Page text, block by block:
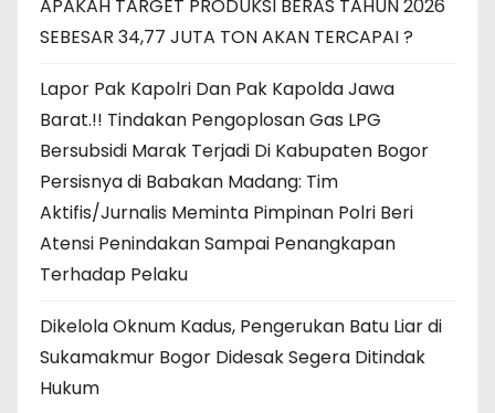
APAKAH TARGET PRODUKSI BERAS TAHUN 2026
SEBESAR 34,77 JUTA TON AKAN TERCAPAI ?
Lapor Pak Kapolri Dan Pak Kapolda Jawa
Barat.!! Tindakan Pengoplosan Gas LPG
Bersubsidi Marak Terjadi Di Kabupaten Bogor
Persisnya di Babakan Madang: Tim
Aktifis/Jurnalis Meminta Pimpinan Polri Beri
Atensi Penindakan Sampai Penangkapan
Terhadap Pelaku
Dikelola Oknum Kadus, Pengerukan Batu Liar di
Sukamakmur Bogor Didesak Segera Ditindak
Hukum